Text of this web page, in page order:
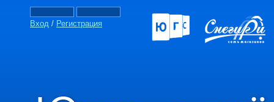
Вход / Регистрация